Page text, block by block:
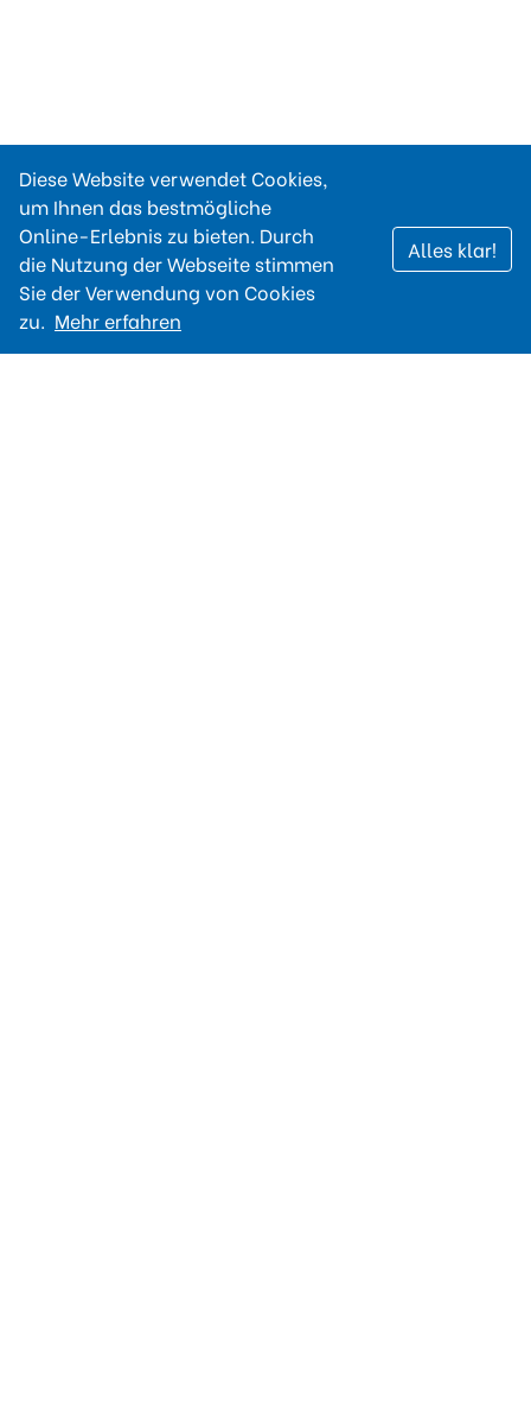
Diese Website verwendet Cookies,
um Ihnen das bestmögliche
Online-Erlebnis zu bieten. Durch
die Nutzung der Webseite stimmen
Sie der Verwendung von Cookies
zu. Mehr erfahren
Alles klar!